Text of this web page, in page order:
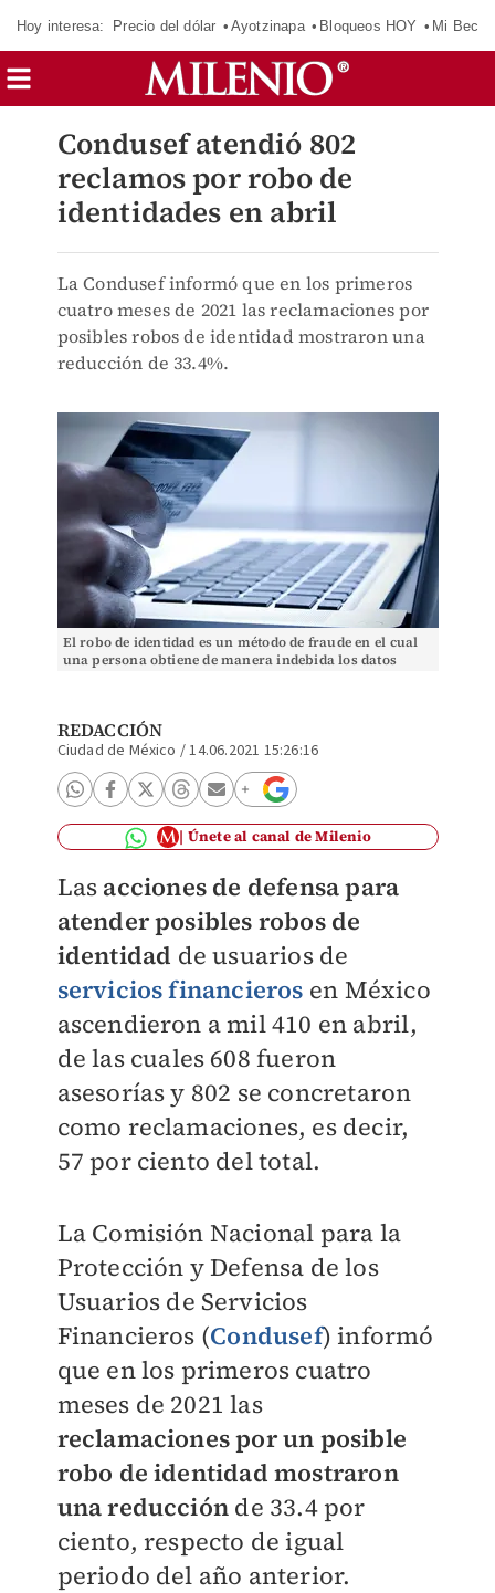
Hoy interesa: Precio del dólar Ayotzinapa Bloqueos HOY Mi Beca
Condusef atendió 802
reclamos por robo de
identidades en abril
La Condusef informó que en los primeros
cuatro meses de 2021 las reclamaciones por
posibles robos de identidad mostraron una
reducción de 33.4%.
El robo de identidad es un método de fraude en el cual
una persona obtiene de manera indebida los datos
REDACCIÓN
Ciudad de México /14.06.2021 15:26:16
Únete al canal de Milenio
Las acciones de defensa para
atender posibles robos de
identidad de usuarios de
servicios financieros en México
ascendieron a mil 410 en abril,
de las cuales 608 fueron
asesorías y 802 se concretaron
como reclamaciones, es decir,
57 por ciento del total.
La Comisión Nacional para la
Protección y Defensa de los
Usuarios de Servicios
Financieros (Condusef) informó
que en los primeros cuatro
meses de 2021 las
reclamaciones por un posible
robo de identidad mostraron
una reducción de 33.4 por
ciento, respecto de igual
periodo del año anterior.